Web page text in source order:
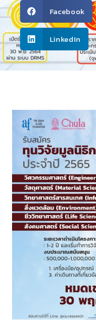
Facebook
LinkedIn